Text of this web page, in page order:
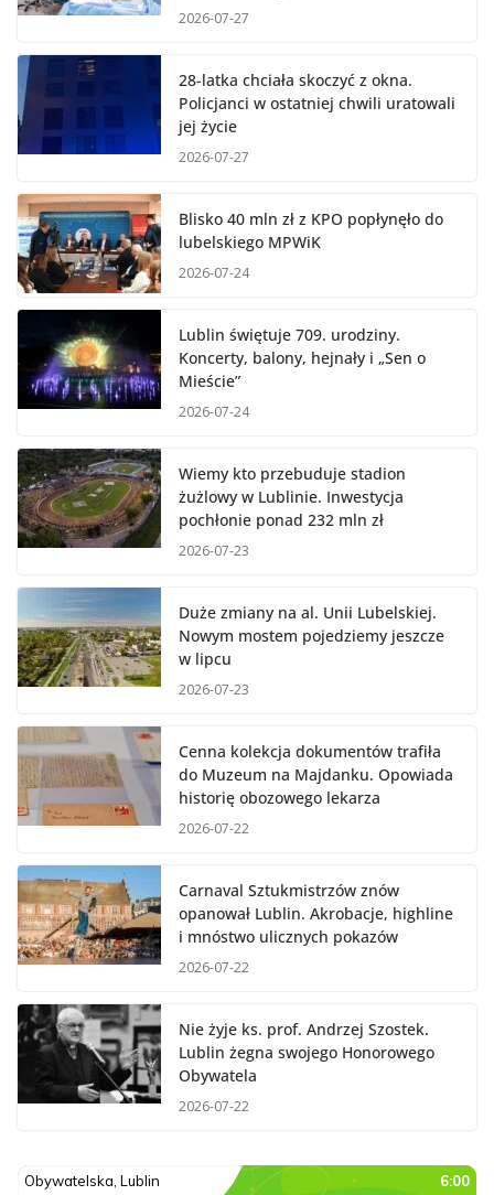
2026-07-27
28-latka chciała skoczyć z okna.
Policjanci w ostatniej chwili uratowali
jej życie
2026-07-27
Blisko 40 mln zł z KPO popłynęło do
lubelskiego MPWiK
2026-07-24
Lublin świętuje 709. urodziny.
Koncerty, balony, hejnały i „Sen o
Mieście”
2026-07-24
Wiemy kto przebuduje stadion
żużlowy w Lublinie. Inwestycja
pochłonie ponad 232 mln zł
2026-07-23
Duże zmiany na al. Unii Lubelskiej.
Nowym mostem pojedziemy jeszcze
w lipcu
2026-07-23
Cenna kolekcja dokumentów trafiła
do Muzeum na Majdanku. Opowiada
historię obozowego lekarza
2026-07-22
Carnaval Sztukmistrzów znów
opanował Lublin. Akrobacje, highline
i mnóstwo ulicznych pokazów
2026-07-22
Nie żyje ks. prof. Andrzej Szostek.
Lublin żegna swojego Honorowego
Obywatela
2026-07-22